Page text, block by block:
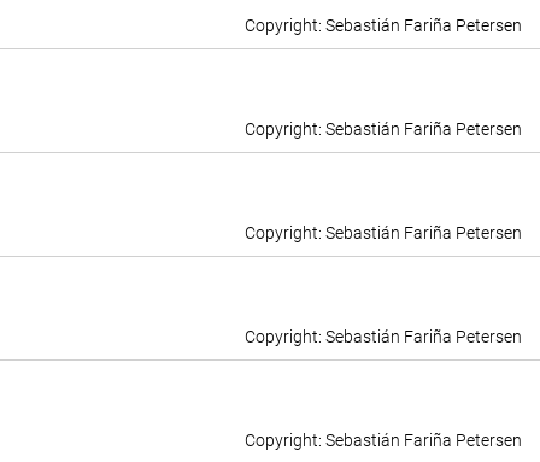
Sebastián Fariña Petersen
Sebastián Fariña Petersen
Sebastián Fariña Petersen
Sebastián Fariña Petersen
Sebastián Fariña Petersen